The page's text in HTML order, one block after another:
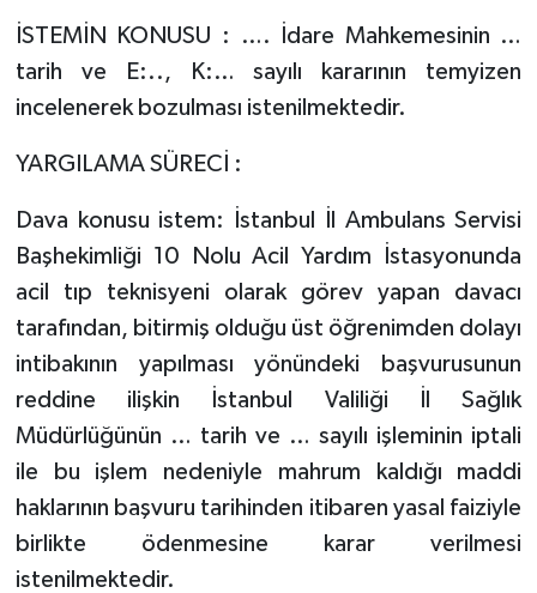
İSTEMİN KONUSU : …. İdare Mahkemesinin …
tarih ve E:.., K:… sayılı kararının temyizen
incelenerek bozulması istenilmektedir.
YARGILAMA SÜRECİ :
Dava konusu istem: İstanbul İl Ambulans Servisi
Başhekimliği 10 Nolu Acil Yardım İstasyonunda
acil tıp teknisyeni olarak görev yapan davacı
tarafından, bitirmiş olduğu üst öğrenimden dolayı
intibakının yapılması yönündeki başvurusunun
reddine ilişkin İstanbul Valiliği İl Sağlık
Müdürlüğünün … tarih ve … sayılı işleminin iptali
ile bu işlem nedeniyle mahrum kaldığı maddi
haklarının başvuru tarihinden itibaren yasal faiziyle
birlikte ödenmesine karar verilmesi
istenilmektedir.